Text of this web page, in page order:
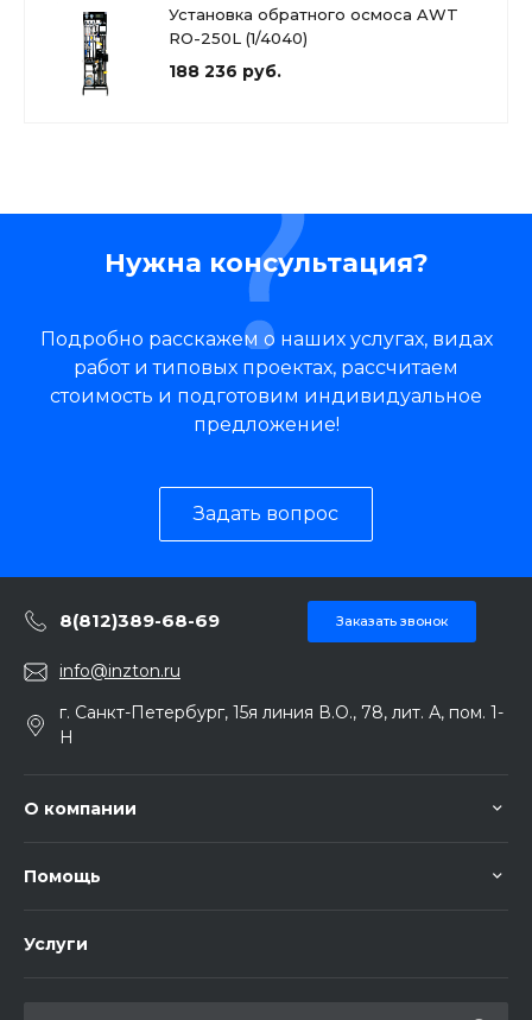
Установка обратного осмоса AWT
RO-250L (1/4040)
188 236 руб.
Нужна консультация?
Подробно расскажем о наших услугах, видах
работ и типовых проектах, рассчитаем
стоимость и подготовим индивидуальное
предложение!
Задать вопрос
8(812)389-68-69 Заказать звонок
info@inzton.ru
г. Санкт-Петербург, 15я линия В.О., 78, лит. А, пом. 1-
Н
О компании
Помощь
Услуги